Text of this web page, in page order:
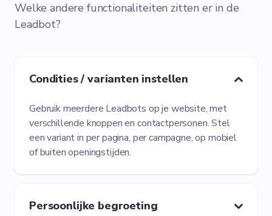
Welke andere functionaliteiten zitten er in de
Leadbot?
Condities / varianten instellen
Gebruik meerdere Leadbots op je website, met
verschillende knoppen en contactpersonen. Stel
een variant in per pagina, per campagne, op mobiel
of buiten openingstijden.
Persoonlijke begroeting